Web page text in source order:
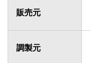
販売元
調製元